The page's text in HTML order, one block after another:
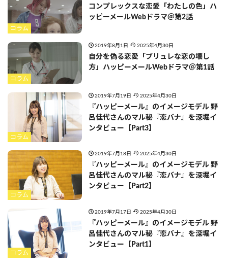
コラム
コンプレックスな恋愛「わたしの色」ハ
ッピーメールWebドラマ＠第2話
コラム
2019年8月1日 2025年4月30日
自分を偽る恋愛「ブリュレな恋の壊し
方」ハッピーメールWebドラマ＠第1話
コラム
2019年7月19日 2025年4月30日
『ハッピーメール』のイメージモデル 野
呂佳代さんのマル秘『恋バナ』を深堀イ
ンタビュー【Part3】
コラム
2019年7月18日 2025年4月30日
『ハッピーメール』のイメージモデル 野
呂佳代さんのマル秘『恋バナ』を深堀イ
ンタビュー【Part2】
コラム
2019年7月17日 2025年4月30日
『ハッピーメール』のイメージモデル 野
呂佳代さんのマル秘『恋バナ』を深堀イ
ンタビュー【Part1】